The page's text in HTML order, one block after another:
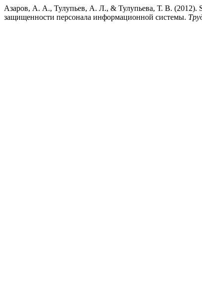
Азаров, А. А., Тулупьев, А. Л., & Тулупьева, Т. В. (2012).
защищенности персонала информационной системы.